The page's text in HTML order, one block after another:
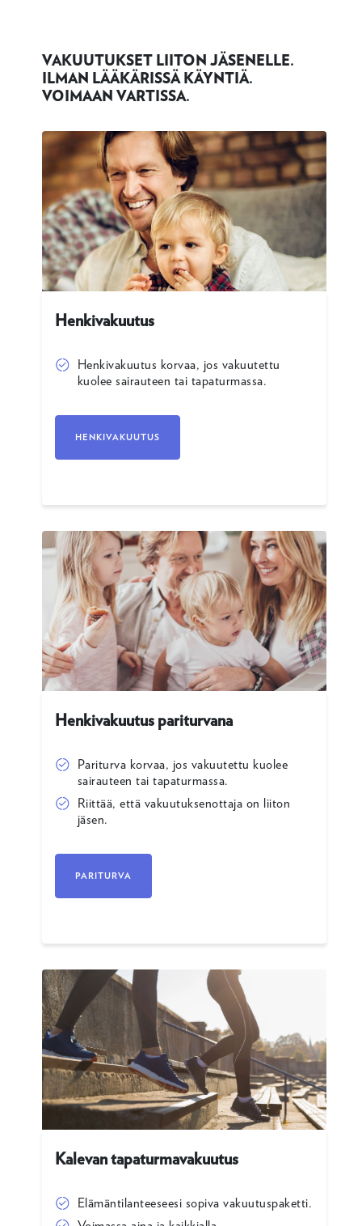
VAKUUTUKSET LIITON JÄSENELLE.
ILMAN LÄÄKÄRISSÄ KÄYNTIÄ.
VOIMAAN VARTISSA.
Henkivakuutus
Henkivakuutus korvaa, jos vakuutettu
kuolee sairauteen tai tapaturmassa.
HENKIVAKUUTUS
Henkivakuutus pariturvana
Pariturva korvaa, jos vakuutettu kuolee
sairauteen tai tapaturmassa.
Riittää, että vakuutuksenottaja on liiton
jäsen.
PARITURVA
Kalevan tapaturmavakuutus
Elämäntilanteeseesi sopiva vakuutuspaketti.